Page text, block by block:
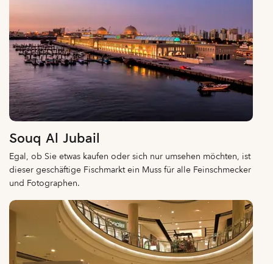
Souq Al Jubail
Egal, ob Sie etwas kaufen oder sich nur umsehen möchten, ist
dieser geschäftige Fischmarkt ein Muss für alle Feinschmecker
und Fotographen.